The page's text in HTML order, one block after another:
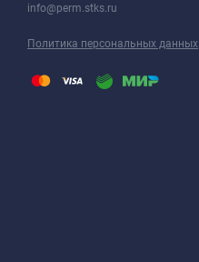
info@perm.stks.ru
Политика персональных данных